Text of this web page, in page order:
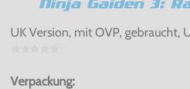
Ninja Gaiden 3:
UK Version, mit OVP, gebraucht,
Verpackung: